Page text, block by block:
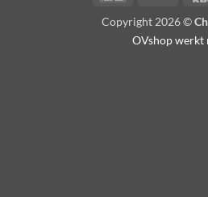
Copyright 2026 ©
OVshop werkt